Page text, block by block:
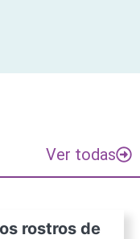
Ver todas
rostros de